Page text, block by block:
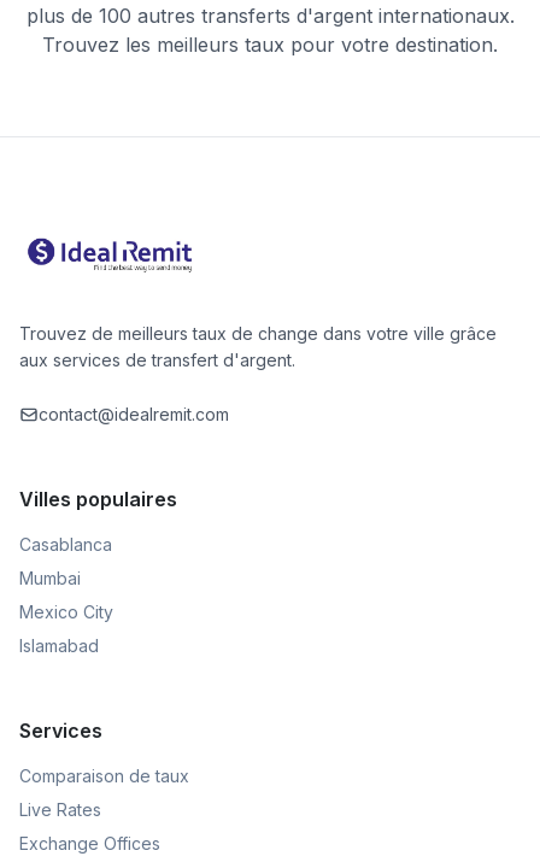
plus de 100 autres transferts d'argent internationaux.
Trouvez les meilleurs taux pour votre destination.
Trouvez de meilleurs taux de change dans votre ville grâce
aux services de transfert d'argent.
contact@idealremit.com
Villes populaires
Casablanca
Mumbai
Mexico City
Islamabad
Services
Comparaison de taux
Live Rates
Exchange Offices